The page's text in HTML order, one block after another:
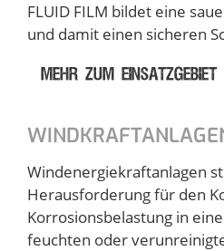
FLUID FILM bildet eine
und damit einen sicheren
MEHR ZUM
Windenergiekraftanlagen
Herausforderung für den
Korrosionsbelastung in
feuchten oder